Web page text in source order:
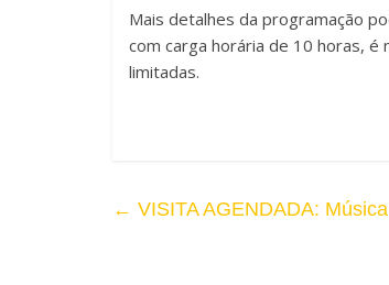
Mais detalhes da programação
com carga horária de 10 horas,
limitadas.
← VISITA AGENDADA: